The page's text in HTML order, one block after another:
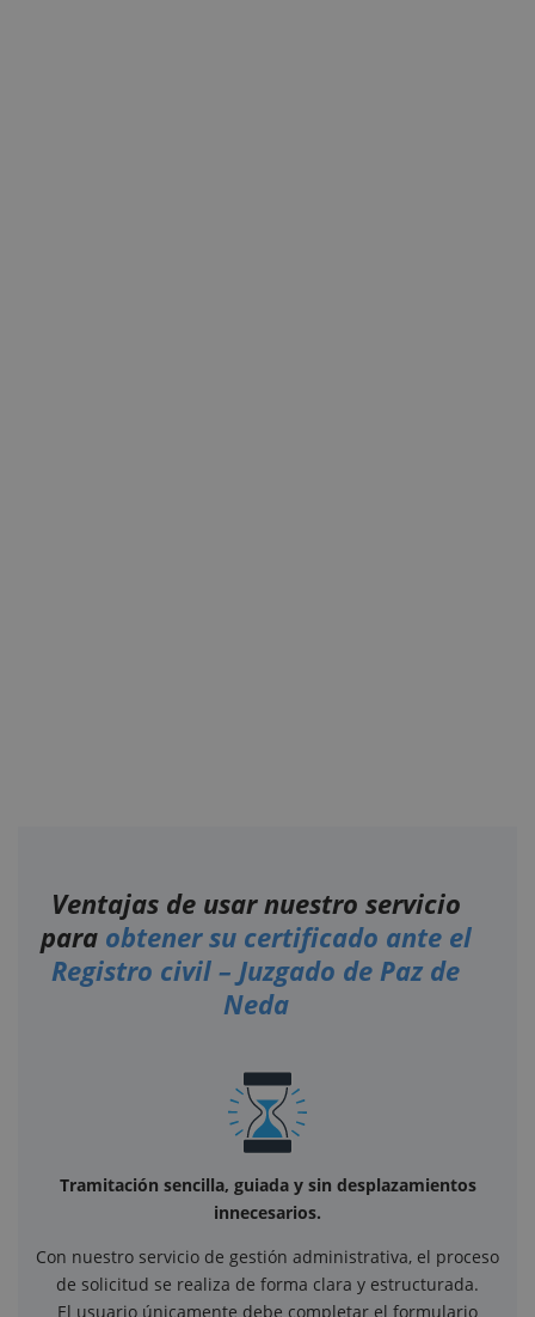
Ventajas de usar nuestro servicio
para obtener su certificado ante el
Registro civil – Juzgado de Paz de
Neda
Tramitación sencilla, guiada y sin desplazamientos
innecesarios.
Con nuestro servicio de gestión administrativa, el proceso
de solicitud se realiza de forma clara y estructurada.
El usuario únicamente debe completar el formulario